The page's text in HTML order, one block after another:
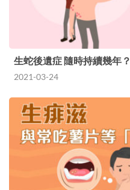
生蛇後遺症 隨時持續幾年？
2021-03-24